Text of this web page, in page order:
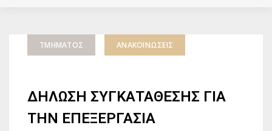
ΤΜΉΜΑΤΟΣ ΑΝΑΚΟΙΝΏΣΕΙΣ
ΔΗΛΩΣΗ ΣΥΓΚΑΤΑΘΕΣΗΣ ΓΙΑ
ΤΗΝ ΕΠΕΞΕΡΓΑΣΙΑ